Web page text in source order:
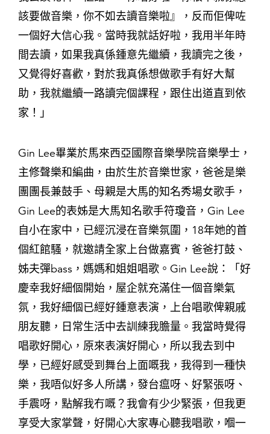
該要做音樂，你不如去讀音樂啦』，反而佢俾咗
一個好大信心我。當時我就話好啦，我用半年時
間去讀，如果我真係鍾意先繼續，我讀完之後，
又覺得好喜歡，對於我真係想做歌手有好大幫
助，我就繼續一路讀完個課程，跟住出道直到依
家！」
Gin Lee畢業於馬來西亞國際音樂學院音樂學士，
主修聲樂和編曲，由於生於音樂世家，爸爸是樂
團團長兼鼓手、母親是大馬的知名秀場女歌手，
Gin Lee的表姊是大馬知名歌手符瓊音，Gin Lee
自小在家中，已經沉浸在音樂氛圍，18年她的首
個紅館騷，就邀請全家上台做嘉賓，爸爸打鼓、
姊夫彈bass，媽媽和姐姐唱歌。Gin Lee說：「好
慶幸我好細個開始，屋企就充滿住一個音樂氣
氛，我好細個已經好鍾意表演，上台唱歌俾親戚
朋友聽，日常生活中去訓練我膽量。我當時覺得
唱歌好開心，原來表演好開心，所以我去到中
學，已經好感受到舞台上面嘅我，我得到一種快
樂，我唔似好多人所講，發台瘟呀、好緊張呀、
手震呀，點解我冇嘅？我會有少少緊張，但我更
享受大家掌聲，好開心大家專心聽我唱歌，嗰一